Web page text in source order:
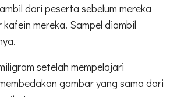
dari peserta sebelum mereka
mereka. Sampel diambil
setelah mempelajari
gambar yang sama dari